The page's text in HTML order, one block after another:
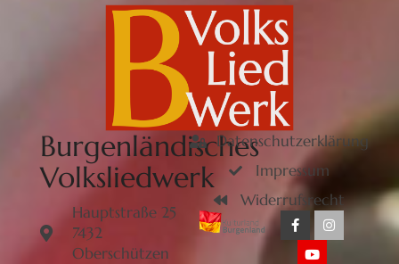
Burgenländisches
Volksliedwerk
Hauptstraße 25
7432
Oberschützen
Datenschutzerklärung
Impressum
Widerrufsrecht